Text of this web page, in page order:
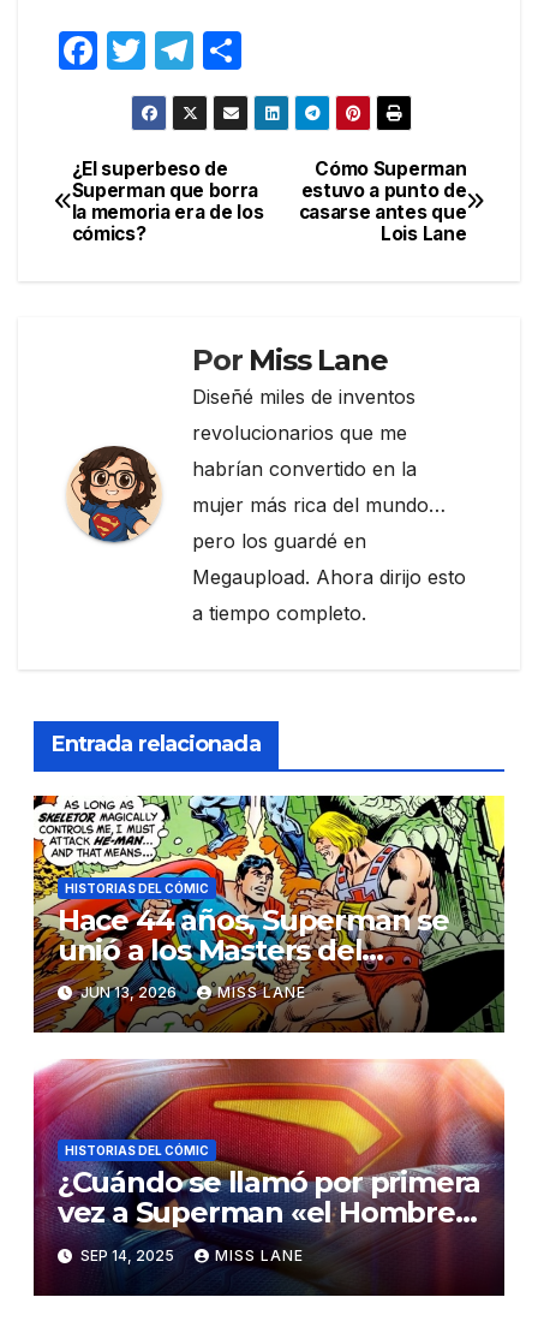
F
e
b
o
T
w
itt
er
T
el
e
gr
a
o
m
ar
Navegación
de
Cómo Superman
estuvo a punto de
casarse antes que
Lois Lane
¿El superbeso de
Superman que borra
la memoria era de los
cómics?
Por Miss Lane
Diseñé miles de inventos
revolucionarios que me
habrían convertido en la
mujer más rica del mundo…
pero los guardé en
Megaupload. Ahora dirijo esto
a tiempo completo.
Entrada relacionada
HISTORIAS DEL CÓMIC
Hace 44 años, Superman se
unió a los Masters del
Universo en un crossover
inolvidable
JUN 13, 2026 MISS LANE
HISTORIAS DEL CÓMIC
¿Cuándo se llamó por primera
vez a Superman «el Hombre
del Mañana»?
SEP 14, 2025 MISS LANE